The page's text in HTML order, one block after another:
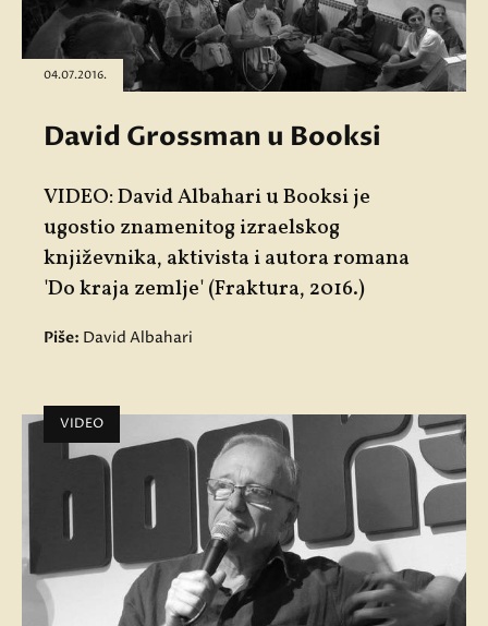
04.07.2016.
David Grossman u Booksi
VIDEO: David Albahari u Booksi je
ugostio znamenitog izraelskog
književnika, aktivista i autora romana
'Do kraja zemlje' (Fraktura, 2016.)
Piše: David Albahari
VIDEO